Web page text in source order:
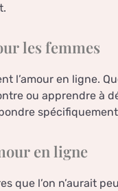
les femmes
l’amour en ligne.
ou apprendre à
en ligne
que l’on n’aurait